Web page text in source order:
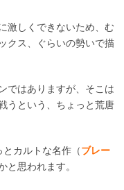
激しくできないため、む
クス、ぐらいの勢いで描
ではありますが、そこは
うという、ちょっと荒唐
カルトな名作（ブレー
と思われます。